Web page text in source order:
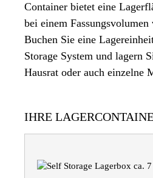
Container bietet eine
bei einem Fassungsvolumen
Buchen Sie eine
Storage System und lagern
Hausrat oder auch einzelne
IHRE